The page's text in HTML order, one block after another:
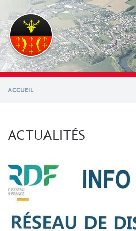
contenu
principal
ACCUEIL
ACTUALITÉS